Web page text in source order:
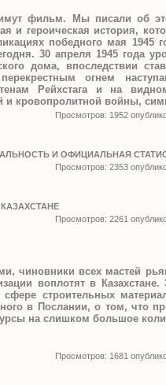
фильм. Мы писали об
и героическая история,
победного мая 1945
30 апреля 1945 года
дома, впоследствии
огнем
Рейхстага и на
и кровопролитной войны,
Просмотров: 1952
И ОФИЦИАЛЬНАЯ
Просмотров: 2353
Просмотров: 2261
чиновники всех мастей
воплотят в
строительных
в Послании, о том, что
на слишком большое
Просмотров: 1681